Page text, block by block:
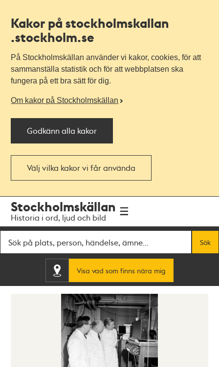
Kakor på stockholmskallan
.stockholm.se
På Stockholmskällan använder vi kakor, cookies, för att
sammanställa statistik och för att webbplatsen ska
fungera på ett bra sätt för dig.
Om kakor på Stockholmskällan
Godkänn alla kakor
Välj vilka kakor vi får använda
navigationen
huvudinnehållet
Stockholmskällan
Historia i ord, ljud och bild
Sök
Visa vad som finns nära mig